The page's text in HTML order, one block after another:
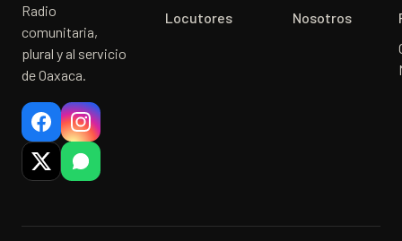
Radio
comunitaria,
plural y al servicio
de Oaxaca.
Locutores
Nosotros